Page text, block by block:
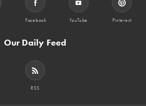
Facebook YouTube Pinterest
Our Daily Feed
RSS